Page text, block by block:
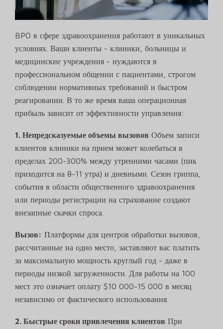
BPO в сфере здравоохранения работают в уникальных
условиях. Ваши клиенты - клиники, больницы и
медицинские учреждения - нуждаются в
профессиональном общении с пациентами, строгом
соблюдении нормативных требований и быстром
реагировании. В то же время ваша операционная
прибыль зависит от эффективности управления:
1. Непредсказуемые объемы вызовов Объем записи
клиентов клиники на прием может колебаться в
пределах 200-300% между утренними часами (пик
приходится на 8-11 утра) и дневными. Сезон гриппа,
события в области общественного здравоохранения
или периоды регистрации на страхование создают
внезапные скачки спроса.
Вызов: Платформы для центров обработки вызовов,
рассчитанные на одно место, заставляют вас платить
за максимальную мощность круглый год - даже в
периоды низкой загруженности. Для работы на 100
мест это означает оплату $10 000-15 000 в месяц
независимо от фактического использования.
2. Быстрые сроки привлечения клиентов При